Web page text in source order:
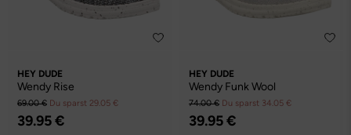
HEY DUDE
Wendy Rise
69.00 € Du sparst 29.05 €
39.95 €
HEY DUDE
Wendy Funk Wool
74.00 € Du sparst 34.05 €
39.95 €